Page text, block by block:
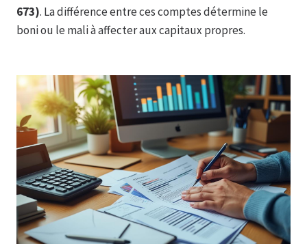
673). La différence entre ces comptes détermine le
boni ou le mali à affecter aux capitaux propres.